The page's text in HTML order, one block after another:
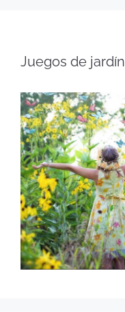
Juegos de jardín